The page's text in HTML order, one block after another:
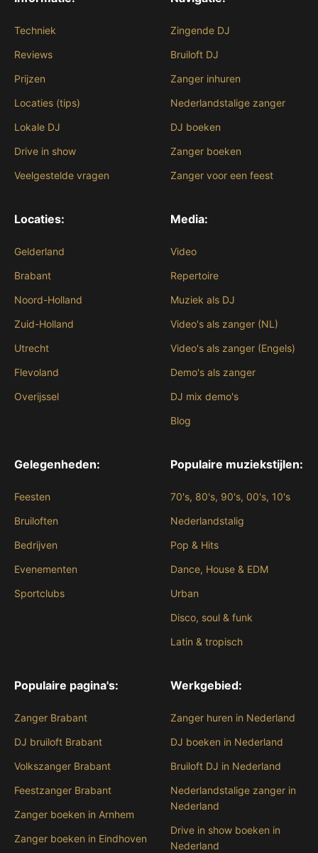
Techniek
Reviews
Prijzen
Locaties (tips)
Lokale DJ
Drive in show
Veelgestelde vragen
Zingende DJ
Bruiloft DJ
Zanger inhuren
Nederlandstalige zanger
DJ boeken
Zanger boeken
Zanger voor een feest
Locaties:
Gelderland
Brabant
Noord-Holland
Zuid-Holland
Utrecht
Flevoland
Overijssel
Media:
Video
Repertoire
Muziek als DJ
Video's als zanger (NL)
Video's als zanger (Engels)
Demo's als zanger
DJ mix demo's
Blog
Gelegenheden:
Feesten
Bruiloften
Bedrijven
Evenementen
Sportclubs
Populaire muziekstijlen:
70's, 80's, 90's, 00's, 10's
Nederlandstalig
Pop & Hits
Dance, House & EDM
Urban
Disco, soul & funk
Latin & tropisch
Populaire pagina's:
Zanger Brabant
DJ bruiloft Brabant
Volkszanger Brabant
Feestzanger Brabant
Zanger boeken in Arnhem
Zanger boeken in Eindhoven
Werkgebied:
Zanger huren in Nederland
DJ boeken in Nederland
Bruiloft DJ in Nederland
Nederlandstalige zanger in
Nederland
Drive in show boeken in
Nederland